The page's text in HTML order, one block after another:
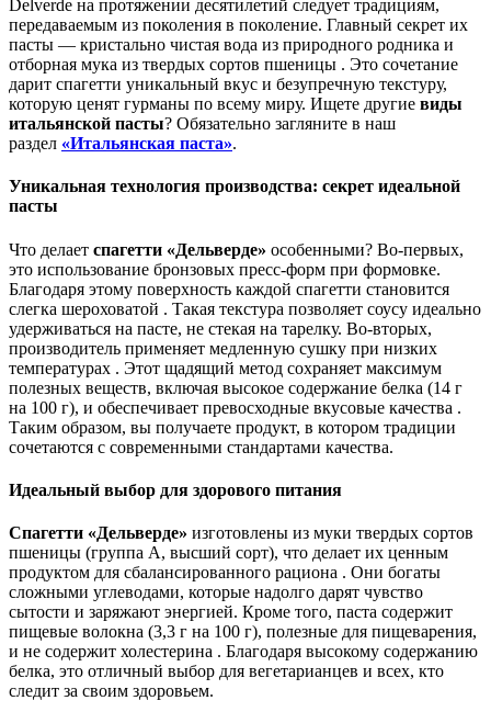
Delverde на протяжении десятилетий следует традициям,
передаваемым из поколения в поколение. Главный секрет их
пасты — кристально чистая вода из природного родника и
отборная мука из твердых сортов пшеницы . Это сочетание
дарит спагетти уникальный вкус и безупречную текстуру,
которую ценят гурманы по всему миру. Ищете другие виды
итальянской пасты? Обязательно загляните в наш
раздел «Итальянская паста».
Уникальная технология производства: секрет идеальной
пасты
Что делает спагетти «Дельверде» особенными? Во-первых,
это использование бронзовых пресс-форм при формовке.
Благодаря этому поверхность каждой спагетти становится
слегка шероховатой . Такая текстура позволяет соусу идеально
удерживаться на пасте, не стекая на тарелку. Во-вторых,
производитель применяет медленную сушку при низких
температурах . Этот щадящий метод сохраняет максимум
полезных веществ, включая высокое содержание белка (14 г
на 100 г), и обеспечивает превосходные вкусовые качества .
Таким образом, вы получаете продукт, в котором традиции
сочетаются с современными стандартами качества.
Идеальный выбор для здорового питания
Спагетти «Дельверде» изготовлены из муки твердых сортов
пшеницы (группа А, высший сорт), что делает их ценным
продуктом для сбалансированного рациона . Они богаты
сложными углеводами, которые надолго дарят чувство
сытости и заряжают энергией. Кроме того, паста содержит
пищевые волокна (3,3 г на 100 г), полезные для пищеварения,
и не содержит холестерина . Благодаря высокому содержанию
белка, это отличный выбор для вегетарианцев и всех, кто
следит за своим здоровьем.